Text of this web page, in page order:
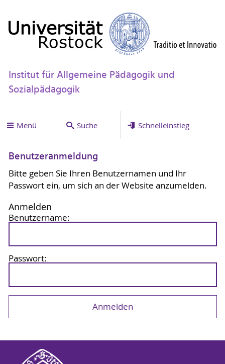
Institut für Allgemeine Pädagogik und
Sozialpädagogik
Menü Suche Schnelleinstieg
Benutzeranmeldung
Bitte geben Sie Ihren Benutzernamen und Ihr
Passwort ein, um sich an der Website anzumelden.
Anmelden
Benutzername:
Passwort: